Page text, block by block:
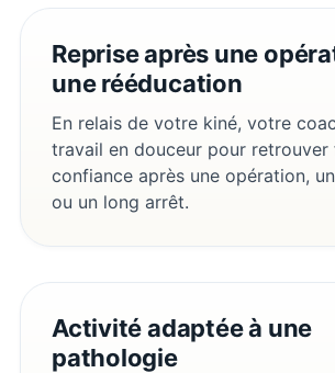
Reprise après une
une rééducation
En relais de votre kiné, votre
travail en douceur pour retrouver
confiance après une opération,
ou un long arrêt.
Activité adaptée à une
pathologie